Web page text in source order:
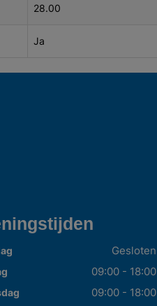
28.00
Ja
Gesloten
09:00 - 18:00
09:00 - 18:00